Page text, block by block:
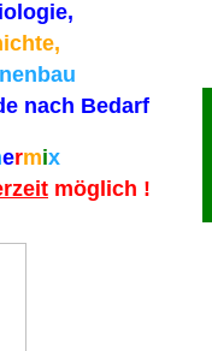
nach Bedarf
ermix
möglich !